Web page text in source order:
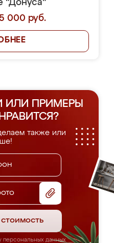
"Донуса"
000 руб.
ИЛИ ПРИМЕРЫ
также или
персональных данных